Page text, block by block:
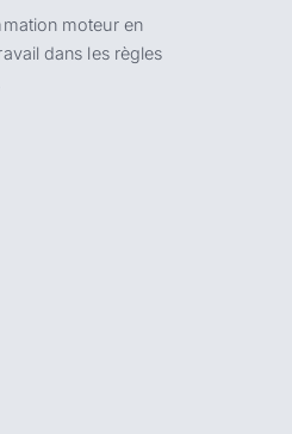
moteur en
dans les règles